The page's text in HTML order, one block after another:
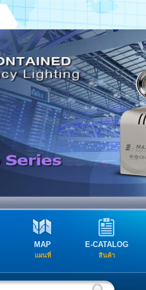
MAP
แผนที่
E-CATALOG
สินค้า